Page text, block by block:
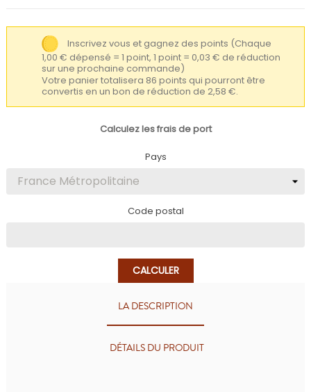
Inscrivez vous et gagnez des points (Chaque
1,00 € dépensé = 1 point, 1 point = 0,03 € de réduction
sur une prochaine commande)
Votre panier totalisera 86 points qui pourront être
convertis en un bon de réduction de 2,58 €.
Calculez les frais de port
Pays
Code postal
CALCULER
LA DESCRIPTION
DÉTAILS DU PRODUIT